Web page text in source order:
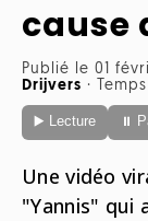
ONG
Politique
Belge
Musique
People
Radio
Télévision
Planète
Biodiversité
Sports
cause
Publié le 01
Drijvers ·
▶️ Lecture ⏸
Une vidéo
"Yannis" qui